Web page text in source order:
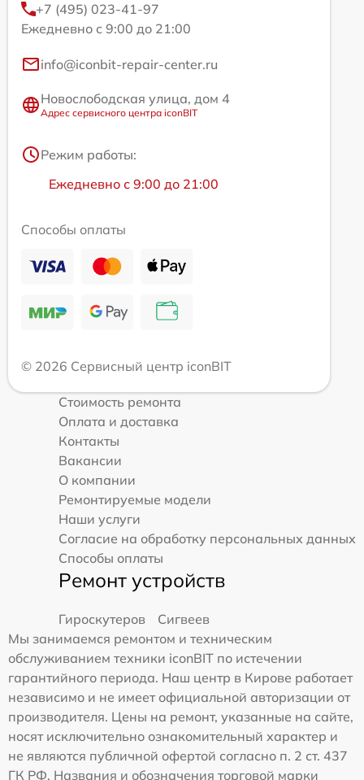
+7 (495) 023-41-97
Ежедневно с 9:00 до 21:00
info@iconbit-repair-center.ru
Новослободская улица, дом 4
Адрес сервисного центра iconBIT
Режим работы:
Ежедневно с 9:00 до 21:00
Способы оплаты
© 2026 Сервисный центр iconBIT
Стоимость ремонта
Оплата и доставка
Контакты
Вакансии
О компании
Ремонтируемые модели
Наши услуги
Согласие на обработку персональных данных
Способы оплаты
Ремонт устройств
Гироскутеров
Сигвеев
Мы занимаемся ремонтом и техническим
обслуживанием техники iconBIT по истечении
гарантийного периода. Наш центр в Кирове работает
независимо и не имеет официальной авторизации от
производителя. Цены на ремонт, указанные на сайте,
носят исключительно ознакомительный характер и
не являются публичной офертой согласно п. 2 ст. 437
ГК РФ. Названия и обозначения торговой марки